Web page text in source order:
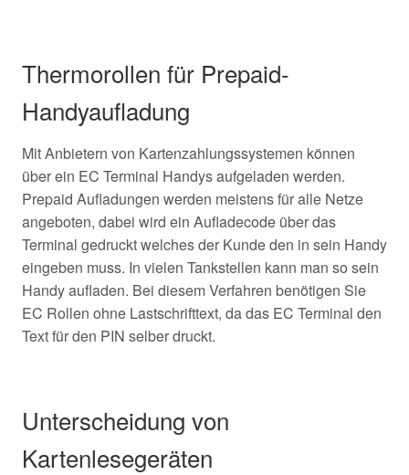
Thermorollen für Prepaid-
Handyaufladung
Mit Anbietern von Kartenzahlungssystemen können
über ein EC Terminal Handys aufgeladen werden.
Prepaid Aufladungen werden meistens für alle Netze
angeboten, dabei wird ein Aufladecode über das
Terminal gedruckt welches der Kunde den in sein Handy
eingeben muss. In vielen Tankstellen kann man so sein
Handy aufladen. Bei diesem Verfahren benötigen Sie
EC Rollen ohne Lastschrifttext, da das EC Terminal den
Text für den PIN selber druckt.
Unterscheidung von
Kartenlesegeräten